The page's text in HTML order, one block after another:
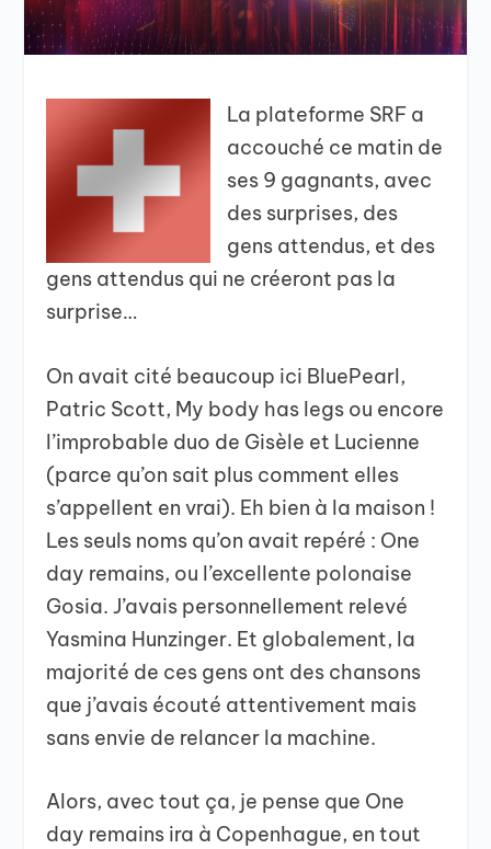
La plateforme SRF a
accouché ce matin de
ses 9 gagnants, avec
des surprises, des
gens attendus, et des
gens attendus qui ne créeront pas la
surprise…
On avait cité beaucoup ici BluePearl,
Patric Scott, My body has legs ou encore
l’improbable duo de Gisèle et Lucienne
(parce qu’on sait plus comment elles
s’appellent en vrai). Eh bien à la maison !
Les seuls noms qu’on avait repéré : One
day remains, ou l’excellente polonaise
Gosia. J’avais personnellement relevé
Yasmina Hunzinger. Et globalement, la
majorité de ces gens ont des chansons
que j’avais écouté attentivement mais
sans envie de relancer la machine.
Alors, avec tout ça, je pense que One
day remains ira à Copenhague, en tout